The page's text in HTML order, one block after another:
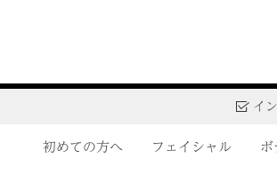
イ
初めての方へ フェイシャル ボ